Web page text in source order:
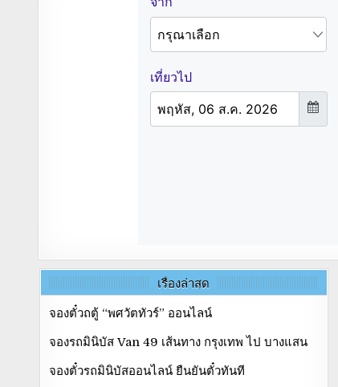
เรื่องล่าสุด
จองตั๋วถตู้ “พศวัตทัวร์” ออนไลน์
จองรถมินิบัส Van 49 เส้นทาง กรุงเทพ ไป บางแสน
จองตั๋วรถมินิบัสออนไลน์ ยืนยันตั๋วทันที